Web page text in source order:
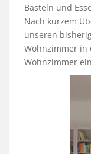
Basteln und
Nach kurzem
unseren
Wohnzimmer in
Wohnzimmer